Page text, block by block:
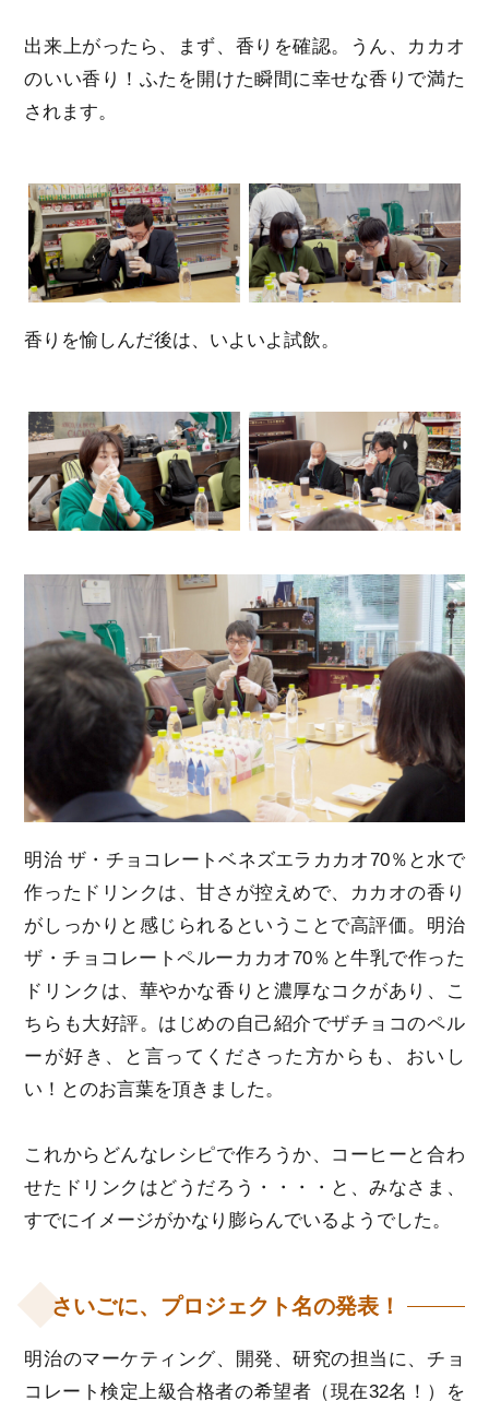
出来上がったら、まず、香りを確認。うん、カカオ
のいい香り！ふたを開けた瞬間に幸せな香りで満た
されます。
香りを愉しんだ後は、いよいよ試飲。
明治 ザ・チョコレートベネズエラカカオ70％と水で
作ったドリンクは、甘さが控えめで、カカオの香り
がしっかりと感じられるということで高評価。明治
ザ・チョコレートペルーカカオ70％と牛乳で作った
ドリンクは、華やかな香りと濃厚なコクがあり、こ
ちらも大好評。はじめの自己紹介でザチョコのペル
ーが好き、と言ってくださった方からも、おいし
い！とのお言葉を頂きました。
これからどんなレシピで作ろうか、コーヒーと合わ
せたドリンクはどうだろう・・・・と、みなさま、
すでにイメージがかなり膨らんでいるようでした。
さいごに、プロジェクト名の発表！
明治のマーケティング、開発、研究の担当に、チョ
コレート検定上級合格者の希望者（現在32名！）を